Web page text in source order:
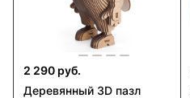
2 290 руб.
Деревянный 3D пазл